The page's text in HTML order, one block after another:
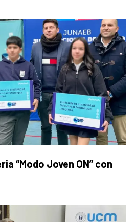
“Modo Joven ON” con